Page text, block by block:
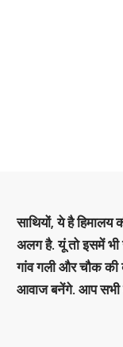
साथियों, ये है
अलग है. यूं तो इसमें भी
गांव गली और चौक की
आवाज बनेंगे. आप सभी